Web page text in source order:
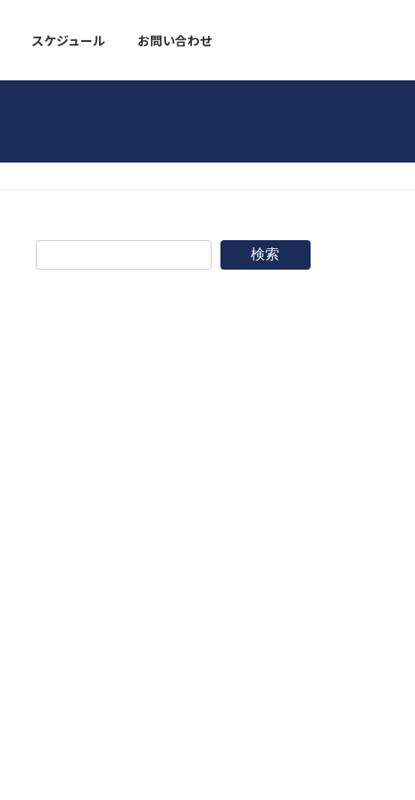
スケジュール お問い合わせ
検索